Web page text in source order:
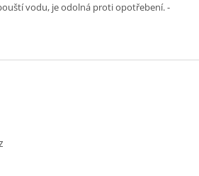
vodu, je odolná proti opotřebení. -